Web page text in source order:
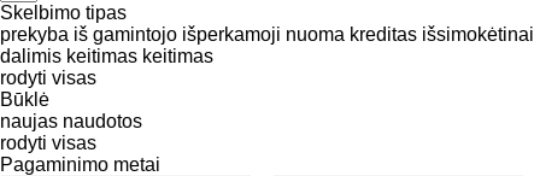
Skelbimo tipas
prekyba iš gamintojo išperkamoji nuoma kreditas išsimokėtinai
dalimis keitimas keitimas
rodyti visas
Būklė
naujas naudotos
rodyti visas
Pagaminimo metai